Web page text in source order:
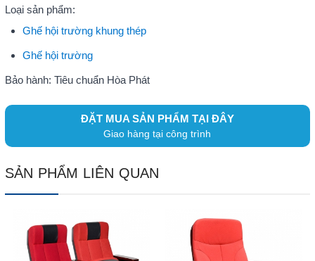
Loại sản phẩm:
Ghế hội trường khung thép
Ghế hội trường
Bảo hành: Tiêu chuẩn Hòa Phát
ĐẶT MUA SẢN PHẨM TẠI ĐÂY
Giao hàng tại công trình
SẢN PHẨM LIÊN QUAN